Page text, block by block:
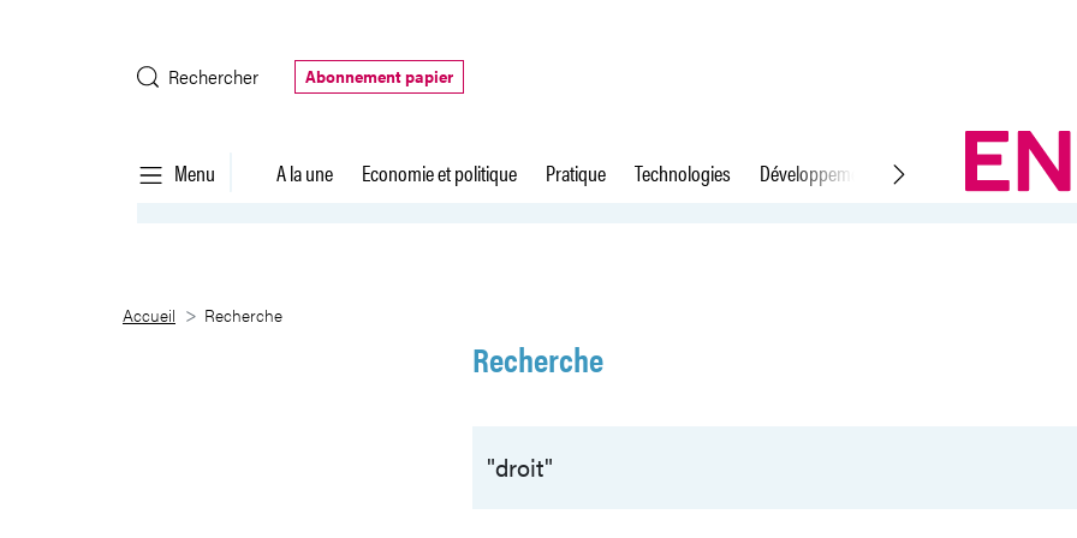
Rechercher
Abonnement papier
Menu A la une Economie et politique Pratique Technologies Développement durable Droit du travail
Recherche
Accueil Recherche
Recherche